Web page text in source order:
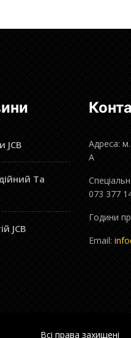
JCB
Та
JCB
Адреса:
А
073 377
Години
Email:
Всі права захищені